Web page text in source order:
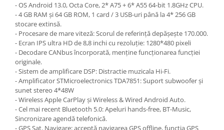
- OS Android 13.0, Octa Core, 2* A75 + 6* A55 64-bit 1.8GHz CPU.
- 4 GB RAM și 64 GB ROM, 1 card / 3 USB-uri până la 4* 256 GB
stocare extinsă.
- Procesare de mare viteză: Scorul de referință depășește 170.000.
- Ecran IPS ultra HD de 8,8 inchi cu rezoluție: 1280*480 pixeli
- Decodare CANbus încorporată, menține funcționarea funcției
originale.
- Sistem de amplificare DSP: Distractie muzicala Hi-Fi.
- Amplificator STMicroelectronics TDA7851: Suport subwoofer și
sunet stereo 4*48W
- Wireless Apple CarPlay și Wireless & Wired Android Auto.
- Cel mai recent Bluetooth 5.0: Apeluri hands-free, BT-Music,
Sincronizare agendă telefonică.
- GPS Sat. Navigare: acceptă navigarea GPS offline, funcția GPS